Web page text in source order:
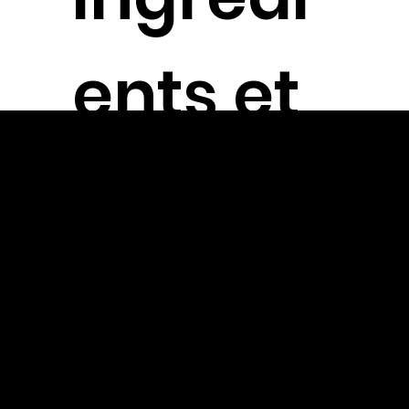
ents et